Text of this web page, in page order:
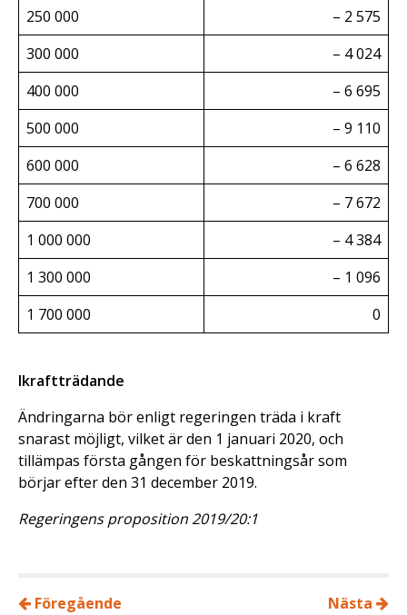
250 000
– 2 575
300 000
– 4 024
400 000
– 6 695
500 000
– 9 110
600 000
– 6 628
700 000
– 7 672
1 000 000
– 4 384
1 300 000
– 1 096
1 700 000
0
Ikraftträdande
Ändringarna bör enligt regeringen träda i kraft
snarast möjligt, vilket är den 1 januari 2020, och
tillämpas första gången för beskattningsår som
börjar efter den 31 december 2019.
Regeringens proposition 2019/20:1
Föregående Nästa